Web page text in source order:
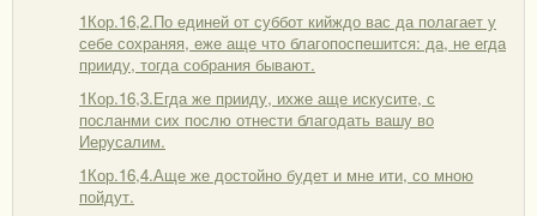
1Кор.16,2.По единей от суббот кийждо вас да полагает у
себе сохраняя, еже аще что благопоспешится: да, не егда
прииду, тогда собрания бывают.
1Кор.16,3.Егда же прииду, ихже аще искусите, с
посланми сих послю отнести благодать вашу во
Иерусалим.
1Кор.16,4.Аще же достойно будет и мне ити, со мною
пойдут.